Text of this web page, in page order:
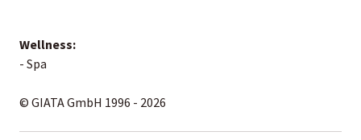
Wellness:
- Spa
© GIATA GmbH 1996 - 2026